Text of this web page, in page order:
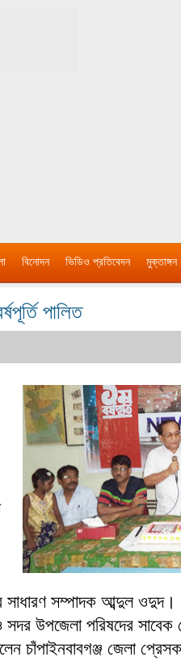
বিনোদন ভিডিও প্রতিবেদন মুক্তাঙ্গন
পালিত
সম্পাদক আব্দুল ওদুদ।
উপজেলা পরিষদের
চাঁপাইনবাবগঞ্জ জেলা